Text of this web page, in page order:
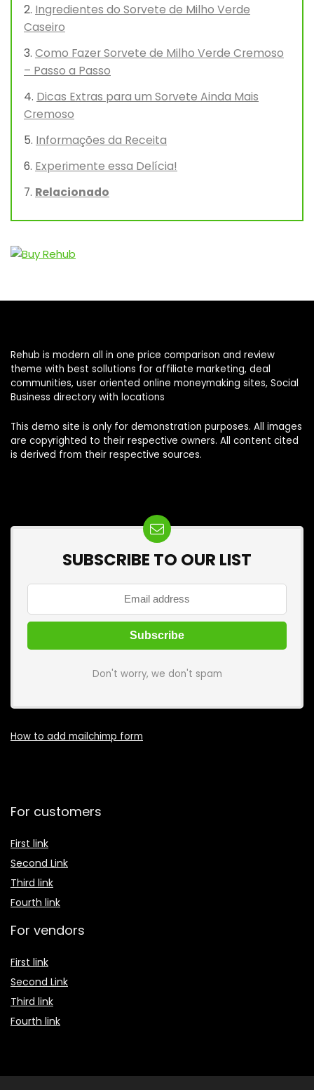
Ingredientes do Sorvete de Milho Verde
Caseiro
Como Fazer Sorvete de Milho Verde Cremoso
– Passo a Passo
Dicas Extras para um Sorvete Ainda Mais
Cremoso
Informações da Receita
Experimente essa Delícia!
Relacionado
Rehub is modern all in one price comparison and review
theme with best sollutions for affiliate marketing, deal
communities, user oriented online moneymaking sites, Social
Business directory with locations
This demo site is only for demonstration purposes. All images
are copyrighted to their respective owners. All content cited
is derived from their respective sources.
SUBSCRIBE TO OUR LIST
Don't worry, we don't spam
How to add mailchimp form
For customers
First link
Second Link
Third link
Fourth link
For vendors
First link
Second Link
Third link
Fourth link